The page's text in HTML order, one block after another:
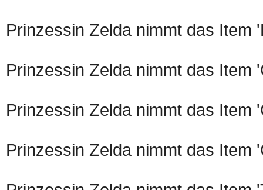
Prinzessin Zelda nimmt das Item
Prinzessin Zelda nimmt das Item
Prinzessin Zelda nimmt das Item
Prinzessin Zelda nimmt das Item